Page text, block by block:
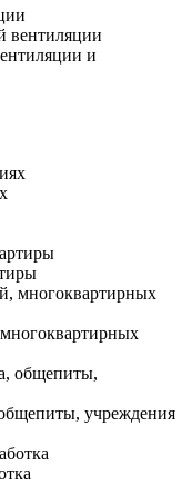
вентиляции
и
учреждения